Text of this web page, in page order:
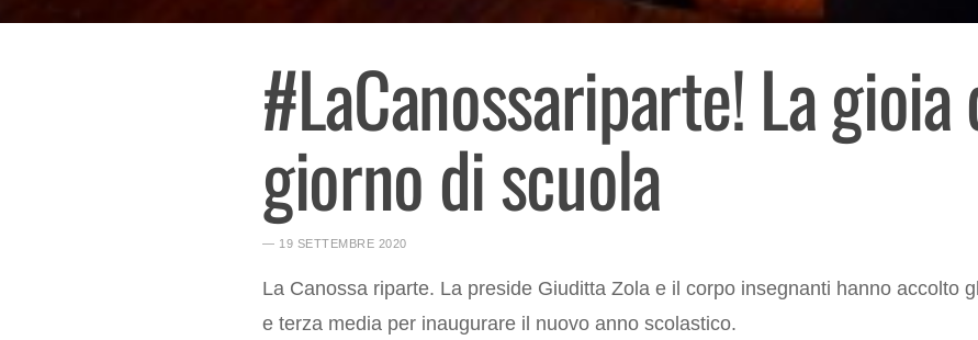
#LaCanossariparte! La
giorno di scuola
― 19 SETTEMBRE 2020
La Canossa riparte. La preside Giuditta Zola e il corpo insegnanti hanno accolto
e terza media per inaugurare il nuovo anno scolastico.